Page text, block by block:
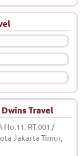
Travel
RT.001 /
Jakarta Timur,